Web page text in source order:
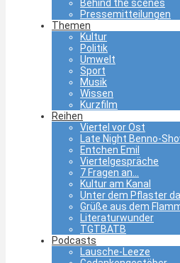
Behind the scenes
Pressemitteilungen
Themen
Kultur
Politik
Umwelt
Sport
Musik
Wissen
Kurzfilm
Reihen
Viertel vor Ost
Late Night Benno-
Entchen Emil
Viertelgespräche
7 Fragen an…
Kultur am Kanal
Unter dem Pflaster
Grüße aus dem
Literaturwunder
TGTBATB
Podcasts
Lausche-Leeze